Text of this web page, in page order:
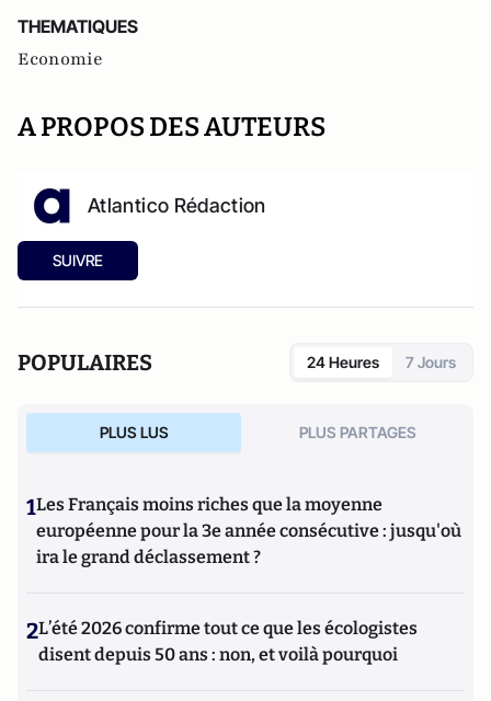
THEMATIQUES
Economie
A PROPOS DES AUTEURS
Atlantico Rédaction
SUIVRE
POPULAIRES 24 Heures 7 Jours
PLUS LUS PLUS PARTAGES
1Les Français moins riches que la moyenne
européenne pour la 3e année consécutive : jusqu'où
ira le grand déclassement ?
2L’été 2026 confirme tout ce que les écologistes
disent depuis 50 ans : non, et voilà pourquoi